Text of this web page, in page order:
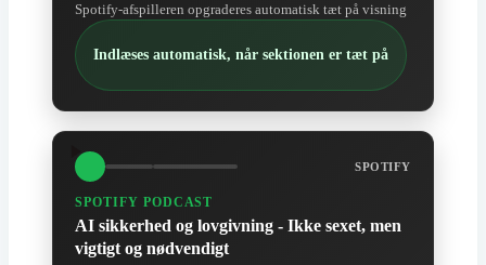
Spotify-afspilleren opgraderes automatisk tæt på visning
Indlæses automatisk, når sektionen er tæt på
SPOTIFY
SPOTIFY PODCAST
AI sikkerhed og lovgivning - Ikke sexet, men
vigtigt og nødvendigt